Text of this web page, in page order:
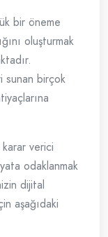
bir öneme
oluşturmak
sunan birçok
verici
odaklanmak
dijital
aşağıdaki